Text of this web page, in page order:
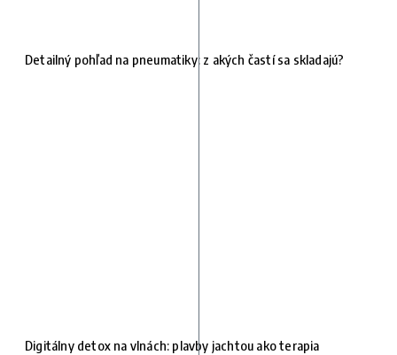
Detailný pohľad na pneumatiky: z akých častí sa skladajú?
Digitálny detox na vlnách: plavby jachtou ako terapia